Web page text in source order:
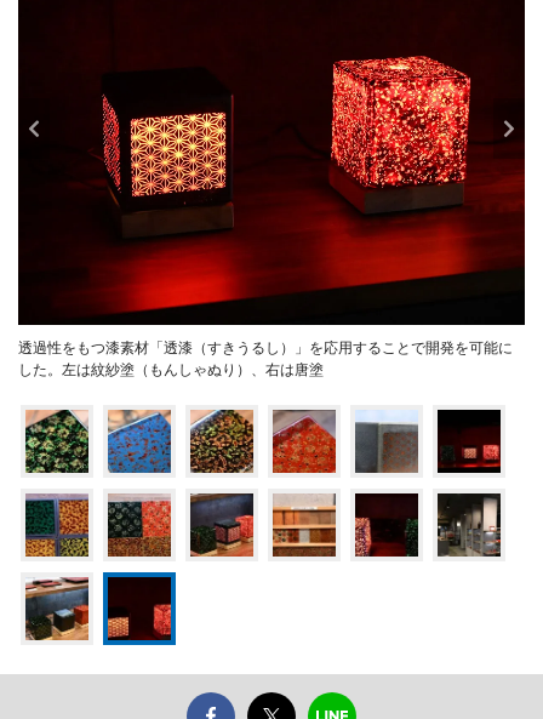
透過性をもつ漆素材「透漆（すきうるし）」を応用することで開発を可能に
した。左は紋紗塗（もんしゃぬり）、右は唐塗